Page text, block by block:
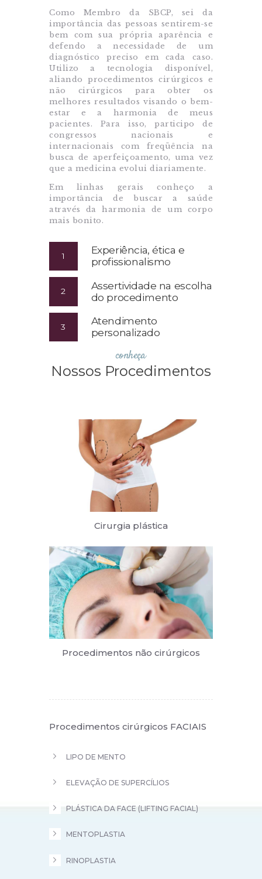
Como Membro da SBCP, sei da
importância das pessoas sentirem-se
bem com sua própria aparência e
defendo a necessidade de um
diagnóstico preciso em cada caso.
Utilizo a tecnologia disponível,
aliando procedimentos cirúrgicos e
não cirúrgicos para obter os
melhores resultados visando o bem-
estar e a harmonia de meus
pacientes. Para isso, participo de
congressos nacionais e
internacionais com freqüência na
busca de aperfeiçoamento, uma vez
que a medicina evolui diariamente.
Em linhas gerais conheço a
importância de buscar a saúde
através da harmonia de um corpo
mais bonito.
1
Experiência, ética e
profissionalismo
2
Assertividade na escolha
do procedimento
3
Atendimento
personalizado
conheça
Nossos Procedimentos
Cirurgia plástica
Procedimentos não cirúrgicos
Procedimentos cirúrgicos FACIAIS
LIPO DE MENTO
ELEVAÇÃO DE SUPERCÍLIOS
PLÁSTICA DA FACE (LIFTING FACIAL)
MENTOPLASTIA
RINOPLASTIA